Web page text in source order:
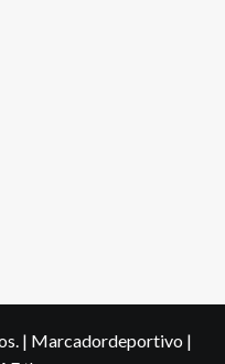
| Marcadordeportivo |